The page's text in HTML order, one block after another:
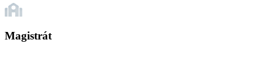
Magistrát